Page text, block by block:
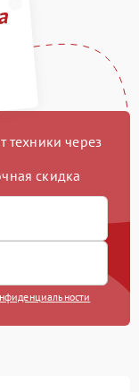
техники через
скидка